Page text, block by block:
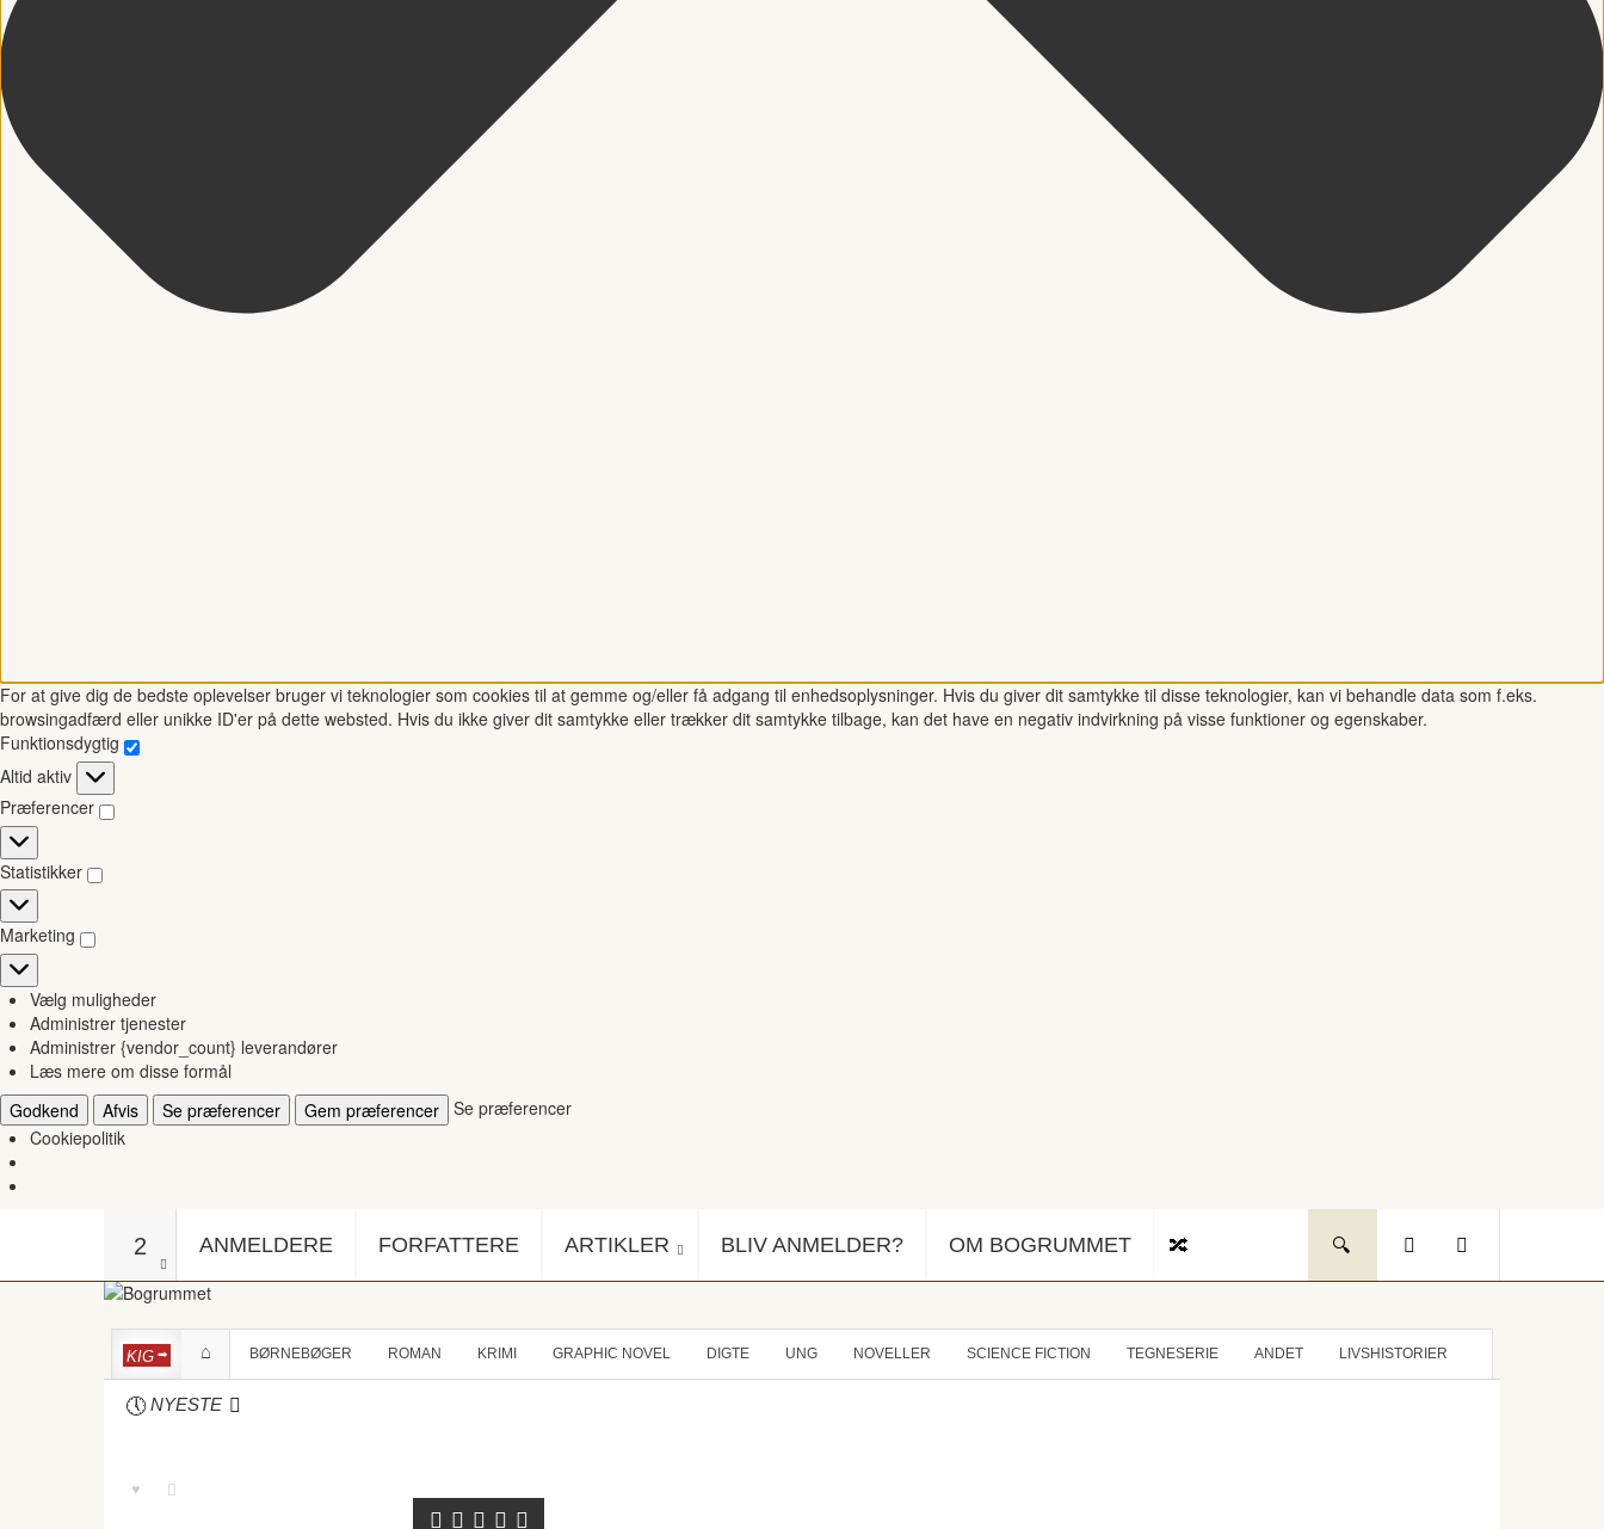
For at give dig de bedste oplevelser bruger vi teknologier som cookies til at gemme og/eller få adgang til enhedsoplysninger. Hvis du giver dit samtykke til disse teknologier, kan vi behandle data som f.eks.
browsingadfærd eller unikke ID'er på dette websted. Hvis du ikke giver dit samtykke eller trækker dit samtykke tilbage, kan det have en negativ indvirkning på visse funktioner og egenskaber.
Funktionsdygtig
Funktionsdygtig
Altid aktiv
Præferencer
Præferencer
Statistikker
Statistikker
Marketing
Marketing
Vælg muligheder
Administrer tjenester
Administrer {vendor_count} leverandører
Læs mere om disse formål
Godkend
Afvis Se præferencer Gem præferencer Se præferencer
Cookiepolitik
2 ANMELDERE FORFATTERE ARTIKLER BLIV ANMELDER? OM BOGRUMMET
KIG BØRNEBØGER ROMAN KRIMI GRAPHIC NOVEL DIGTE UNG NOVELLER SCIENCE FICTION TEGNESERIE ANDET LIVSHISTORIER
NYESTE